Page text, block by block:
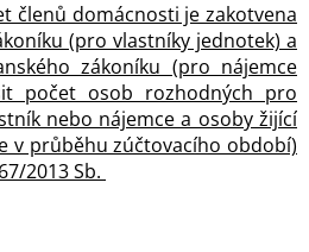
členů domácnosti je zakotvena
(pro vlastníky jednotek) a
zákoníku (pro nájemce
počet osob rozhodných pro
nebo nájemce a osoby žijící
v průběhu zúčtovacího období)
2013 Sb.